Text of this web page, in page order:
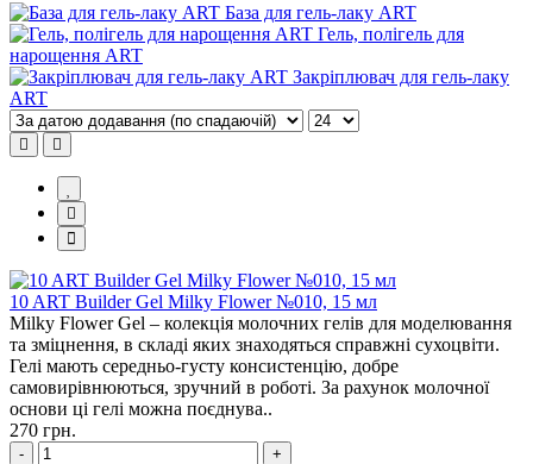
База для гель-лаку ART
Гель, полігель для
нарощення ART
Закріплювач для гель-лаку
ART
10 ART Builder Gel Milky Flower №010, 15 мл
Milky Flower Gel – колекція молочних гелів для моделювання
та зміцнення, в складі яких знаходяться справжні сухоцвіти.
Гелі мають середньо-густу консистенцію, добре
самовирівнюються, зручний в роботі. За рахунок молочної
основи ці гелі можна поєднува..
270 грн.
-
+